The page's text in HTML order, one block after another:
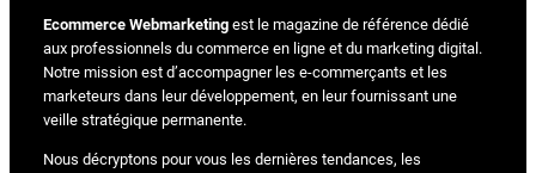
Ecommerce Webmarketing est le magazine de référence dédié
aux professionnels du commerce en ligne et du marketing digital.
Notre mission est d’accompagner les e-commerçants et les
marketeurs dans leur développement, en leur fournissant une
veille stratégique permanente.
Nous décryptons pour vous les dernières tendances, les